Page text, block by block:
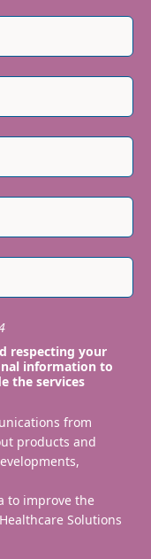
respecting your
information to
the services
from
products and
to improve the
Solutions